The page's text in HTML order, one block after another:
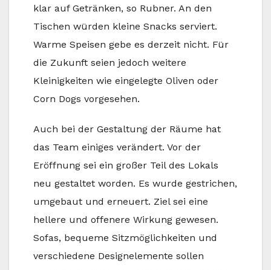
klar auf Getränken, so Rubner. An den
Tischen würden kleine Snacks serviert.
Warme Speisen gebe es derzeit nicht. Für
die Zukunft seien jedoch weitere
Kleinigkeiten wie eingelegte Oliven oder
Corn Dogs vorgesehen.
Auch bei der Gestaltung der Räume hat
das Team einiges verändert. Vor der
Eröffnung sei ein großer Teil des Lokals
neu gestaltet worden. Es wurde gestrichen,
umgebaut und erneuert. Ziel sei eine
hellere und offenere Wirkung gewesen.
Sofas, bequeme Sitzmöglichkeiten und
verschiedene Designelemente sollen